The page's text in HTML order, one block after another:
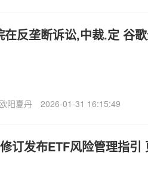
在反垄断诉讼,中裁.定 谷
欧阳夏丹 2026-01-31 16:15:49
修订发布ETF风险管理指